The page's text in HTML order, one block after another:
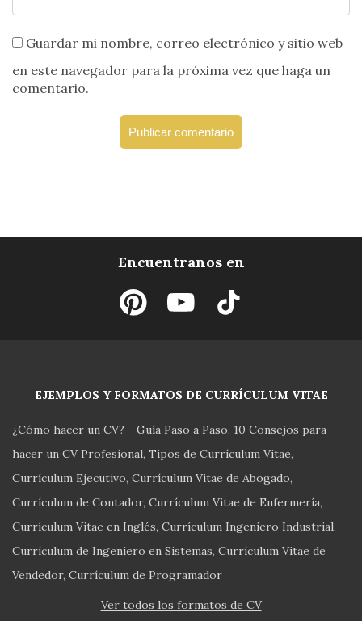
Guardar mi nombre, correo electrónico y sitio web
en este navegador para la próxima vez que haga un
comentario.
Encuentranos en
EJEMPLOS Y FORMATOS DE CURRÍCULUM VITAE
¿Cómo hacer un CV? - Guía Paso a Paso 10 Consejos para
hacer un CV Profesional Tipos de Currículum Vitae
Currículum Ejecutivo Currículum Vitae de Abogado
Currículum de Contador Currículum Vitae de Enfermería
Currículum Vitae en Inglés Currículum Ingeniero Industrial
Currículum de Ingeniero en Sistemas Currículum Vitae de
Vendedor Currículum de Programador
Ver todos los formatos de CV